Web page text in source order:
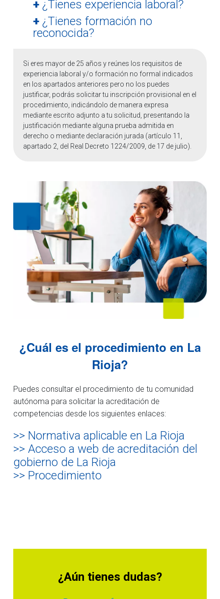
+¿Tienes experiencia laboral?
+¿Tienes formación no
reconocida?
Si eres mayor de 25 años y reúnes los requisitos de
experiencia laboral y/o formación no formal indicados
en los apartados anteriores pero no los puedes
justificar, podrás solicitar tu inscripción provisional en el
procedimiento, indicándolo de manera expresa
mediante escrito adjunto a tu solicitud, presentando la
justificación mediante alguna prueba admitida en
derecho o mediante declaración jurada (artículo 11,
apartado 2, del Real Decreto 1224/2009, de 17 de julio).
¿Cuál es el procedimiento en La
Rioja?
Puedes consultar el procedimiento de tu comunidad
autónoma para solicitar la acreditación de
competencias desde los siguientes enlaces:
>> Normativa aplicable en La Rioja
>> Acceso a web de acreditación del
gobierno de La Rioja
>> Procedimiento
¿Aún tienes dudas?